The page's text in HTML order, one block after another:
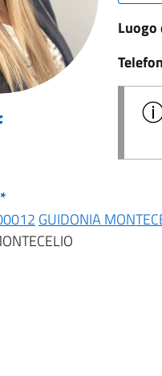
(nuova scheda - new tab)
*
GUIDONIA